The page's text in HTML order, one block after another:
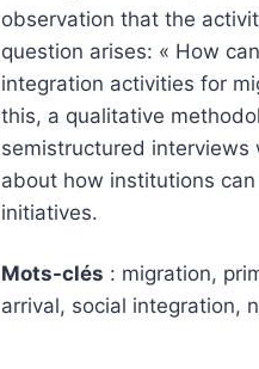
observation that the
question arises: « How
integration activities for
this, a qualitative
semistructured interviews
about how institutions
initiatives.
Mots-clés : migration,
arrival, social integration,